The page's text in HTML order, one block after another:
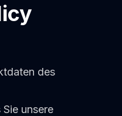
des
unsere